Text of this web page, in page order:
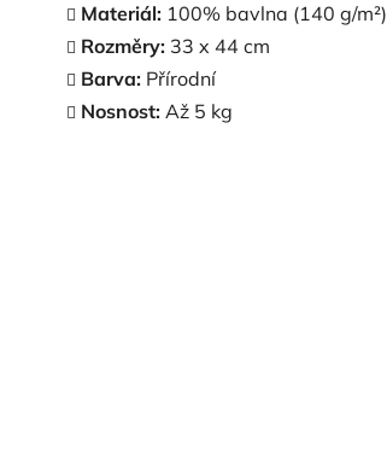
Materiál: 100% bavlna (140 g/m²)
Rozměry: 33 x 44 cm
Barva: Přírodní
Nosnost: Až 5 kg